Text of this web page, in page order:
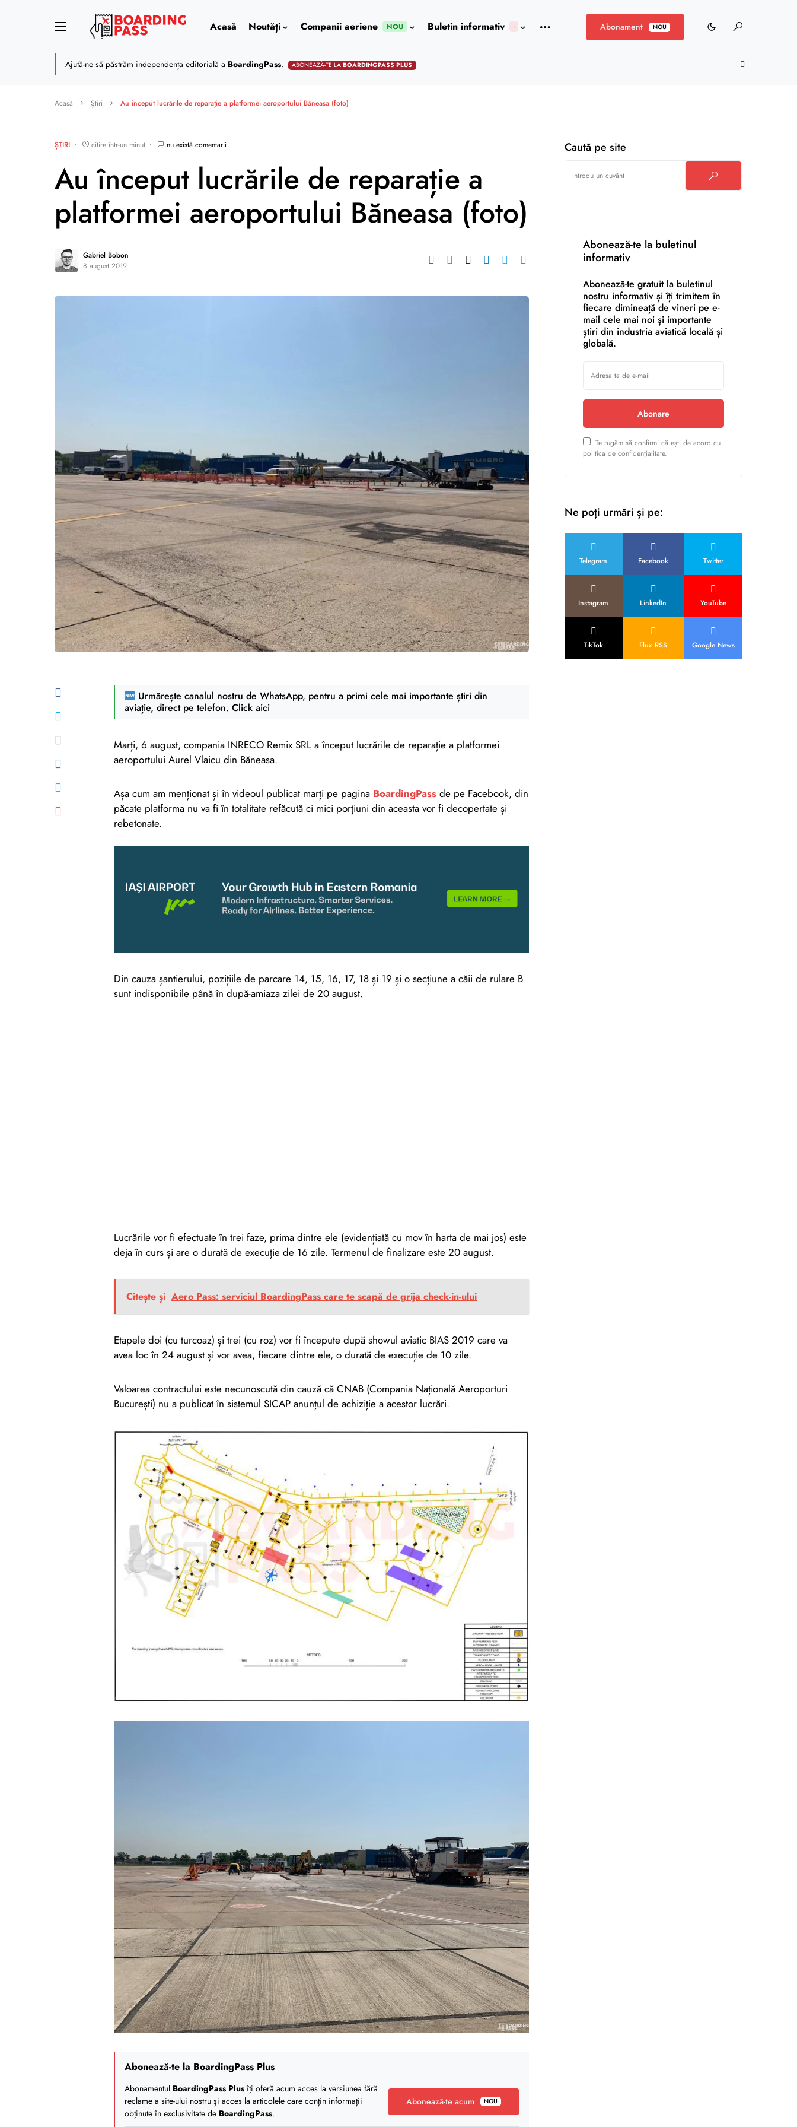
Acasă Noutăți Companii aeriene NOU Buletin informativ Abonament NOU
Ajută-ne să păstrăm independența editorială a BoardingPass. ABONEAZĂ-TE LABOARDINGPASS PLUS
Acasă Știri Au început lucrările de reparație a platformei aeroportului Băneasa (foto)
ȘTIRI citire într-un minut nu există comentarii
Au început lucrările de reparație a
platformei aeroportului Băneasa (foto)
Gabriel Bobon
8 august 2019
Urmărește canalul nostru de WhatsApp, pentru a primi cele mai importante știri din
aviație, direct pe telefon. Click aici
Marți, 6 august, compania INRECO Remix SRL a început lucrările de reparație a platformei
aeroportului Aurel Vlaicu din Băneasa.
Așa cum am menționat și în videoul publicat marți pe pagina BoardingPass de pe Facebook, din
păcate platforma nu va fi în totalitate refăcută ci mici porțiuni din aceasta vor fi decopertate și
rebetonate.
Din cauza șantierului, pozițiile de parcare 14, 15, 16, 17, 18 și 19 și o secțiune a căii de rulare B
sunt indisponibile până în după-amiaza zilei de 20 august.
Lucrările vor fi efectuate în trei faze, prima dintre ele (evidențiată cu mov în harta de mai jos) este
deja în curs și are o durată de execuție de 16 zile. Termenul de finalizare este 20 august.
Citește și Aero Pass: serviciul BoardingPass care te scapă de grija check-in-ului
Etapele doi (cu turcoaz) și trei (cu roz) vor fi începute după showul aviatic BIAS 2019 care va
avea loc în 24 august și vor avea, fiecare dintre ele, o durată de execuție de 10 zile.
Valoarea contractului este necunoscută din cauză că CNAB (Compania Națională Aeroporturi
București) nu a publicat în sistemul SICAP anunțul de achiziție a acestor lucrări.
Abonează-te la BoardingPass Plus
Abonamentul BoardingPass Plusîți oferă acum acces la versiunea fără
reclame a site-ului nostru și acces la articolele care conțin informații
obținute în exclusivitate de BoardingPass.
Abonează-te acum NOU
Caută pe site
Abonează-te la buletinul
informativ
Abonează-te gratuit la buletinul
nostru informativ și îți trimitem în
fiecare dimineață de vineri pe e-
mail cele mai noi și importante
știri din industria aviatică locală și
globală.
Abonare
Te rugăm să confirmi că ești de acord cu
politica de confidențialitate.
Ne poți urmări și pe:
Telegram Facebook Twitter
Instagram LinkedIn YouTube
TikTok Flux RSS Google News